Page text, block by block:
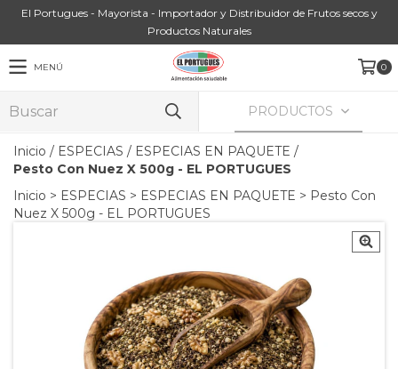
El Portugues - Mayorista - Importador y Distribuidor de Frutos secos y
Productos Naturales
MENÚ 0
PRODUCTOS
Inicio / ESPECIAS / ESPECIAS EN PAQUETE /
Pesto Con Nuez X 500g - EL PORTUGUES
Inicio > ESPECIAS > ESPECIAS EN PAQUETE > Pesto Con
Nuez X 500g - EL PORTUGUES